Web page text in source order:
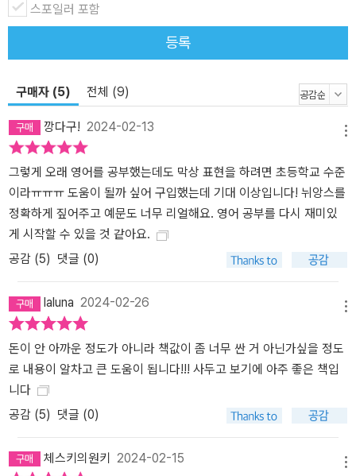
스포일러 포함
등록
구매자 (5) 전체 (9)
깡다구! 2024-02-13
그렇게 오래 영어를 공부했는데도 막상 표현을 하려면 초등학교 수준
이라ㅠㅠㅠ 도움이 될까 싶어 구입했는데 기대 이상입니다! 뉘앙스를
정확하게 짚어주고 예문도 너무 리얼해요. 영어 공부를 다시 재미있
게 시작할 수 있을 것 같아요.
공감 (5) 댓글 (0)
laluna 2024-02-26
돈이 안 아까운 정도가 아니라 책값이 좀 너무 싼 거 아닌가싶을 정도
로 내용이 알차고 큰 도움이 됩니다!!! 사두고 보기에 아주 좋은 책입
니다
공감 (5) 댓글 (0)
체스키의원키 2024-02-15